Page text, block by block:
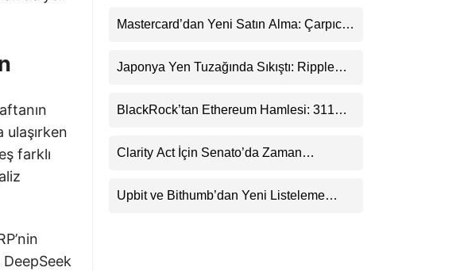
Pinterest
farklı
Mastercard’dan Yeni Satın Alma: Çarpıcı
Japonya Yen Tuzağında Sıkıştı: Ripple
BlackRock’tan Ethereum Hamlesi: 311
Clarity Act İçin Senato’da Zaman
Upbit ve Bithumb’dan Yeni Listeleme